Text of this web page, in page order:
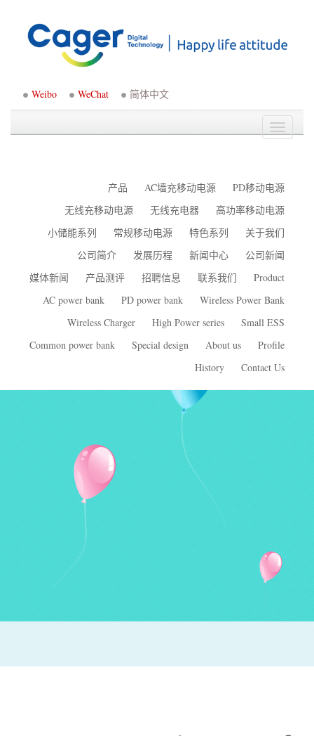
Weibo WeChat 简体中文
Toggle
产品 AC墙充移动电源
PD移动电源
无线充移动电源
无线充电器
高功率移动电源
小储能系列
常规移动电源 特色系列
关于我们
公司简介
发展历程 新闻中心
公司新闻
媒体新闻
产品测评 招聘信息 联系我们
Product
AC power bank
PD power bank
Wireless Power Bank
Wireless Charger
High Power series
Small ESS
Common power bank
Special design About us
Profile
History
Contact Us